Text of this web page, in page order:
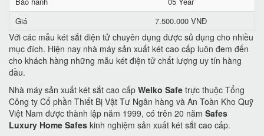
Giá
7.500.000 VNĐ
Với các mẫu két sắt điện tử chuyên dụng được sủ dụng cho nhiều
mục đích. Hiện nay nhà máy sản xuất két cao cấp luôn đem đến
cho khách hàng những mẫu két điện tử chất lượng uy tín hàng
đầu.
Nhà máy sản xuất két sắt cao cấp Welko Safe trực thuộc Tổng
Công ty Cổ phần Thiết Bị Vật Tư Ngân hàng và An Toàn Kho Quỹ
Việt Nam được thành lập năm 1999, có trên 20 năm Safes
Luxury Home Safes kinh nghiệm sản xuất két sắt cao cấp.